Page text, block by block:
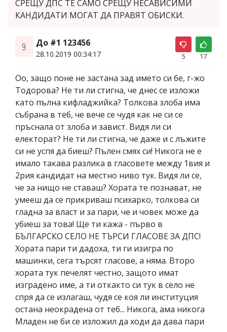
СРЕЩУ ДПС ТЕ САМО СРЕЩУ НЕСАВИСИМИ
КАНДИДАТИ МОГАТ ДА ПРАВЯТ ОБИСКИ.
9. До #1 123456
28.10.2019 00:34:17 5 17
Оо, защо поне не застана зад името си бе, г-жо
Тодорова? Не ти ли стигна, че днес се изложи
като пълна кифладжийка? Толкова злоба има
събрана в теб, че вече се чудя как не си се
пръснала от злоба и завист. Видя ли си
електорат? Не ти ли стигна, че даже и с лъжите
си не успя да биеш? Пълен смях си! Никога не е
имало такава разлика в гласовете между 1вия и
2рия кандидат на местно ниво тук. Видя ли се,
че за нищо не ставаш? Хората те познават, не
умееш да се прикриваш психарко, толкова си
гладна за власт и за пари, че и човек може да
убиеш за това! Ще ти кажа - първо в
БЪЛГАРСКО СЕЛО НЕ ТЪРСИ ГЛАСОВЕ ЗА ДПС!
Хората пари ти дадоха, ти ги изигра по
машинки, сега търсят гласове, а няма. Второ
хората тук печелят честно, защото имат
изградено име, а ти откакто си тук в село не
спря да се излагаш, чудя се коя ли институция
остана неокрадена от теб... Никога, ама никога
Младен не би се изложил да ходи да дава пари